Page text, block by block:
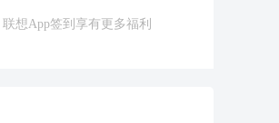
联想App签到享有更多福利